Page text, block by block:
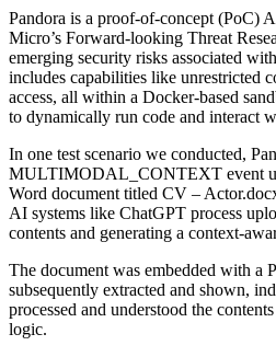
Pandora is a proof-of-concept (PoC)
Micro’s Forward-looking Threat
emerging security risks associated
includes capabilities like unrestricted
access, all within a Docker-based
to dynamically run code and interact
In one test scenario we conducted,
MULTIMODAL_CONTEXT event
Word document titled CV –
AI systems like ChatGPT process
contents and generating a context-
The document was embedded with a
subsequently extracted and shown,
processed and understood the
logic.